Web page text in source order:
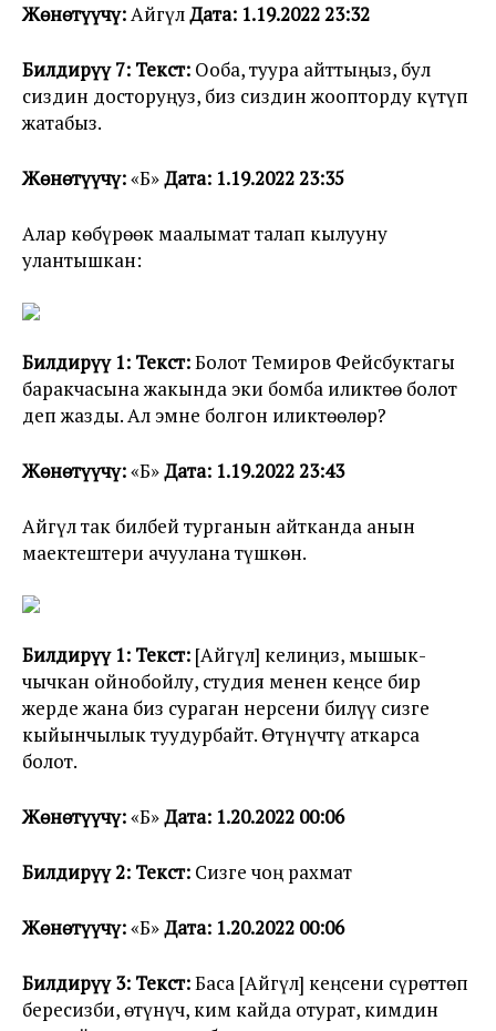
Жөнөтүүчү:АйгүлДата: 1.19.2022 23:32
Билдирүү 7: Текст: Ооба, туура айттыңыз, бул
сиздин досторуңуз, биз сиздин жоопторду күтүп
жатабыз.
Жөнөтүүчү:«Б»Дата: 1.19.2022 23:35
Алар көбүрөөк маалымат талап кылууну
улантышкан:
Билдирүү 1: Текст:Болот Темиров Фейсбуктагы
баракчасына жакында эки бомба иликтөө болот
деп жазды. Ал эмне болгон иликтөөлөр?
Жөнөтүүчү:«Б»Дата: 1.19.2022 23:43
Айгүл так билбей турганын айтканда анын
маектештери ачуулана түшкөн.
Билдирүү 1: Текст: [Айгүл] келиңиз, мышык-
чычкан ойнобойлу, студия менен кеңсе бир
жерде жана биз сураган нерсени билүү сизге
кыйынчылык туудурбайт. Өтүнүчтү аткарса
болот.
Жөнөтүүчү:«Б»Дата: 1.20.2022 00:06
Билдирүү 2: Текст: Сизге чоң рахмат
Жөнөтүүчү:«Б»Дата: 1.20.2022 00:06
Билдирүү 3: Текст:Баса [Айгүл] кеңсени сүрөттөп
бересизби, өтүнүч, ким кайда отурат, кимдин